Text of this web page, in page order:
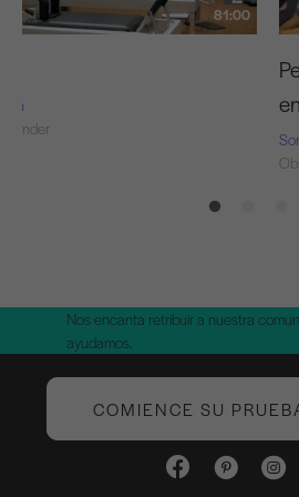
81:00
Nos encanta retribuir a nuestra
ayudamos.
COMIENCE SU